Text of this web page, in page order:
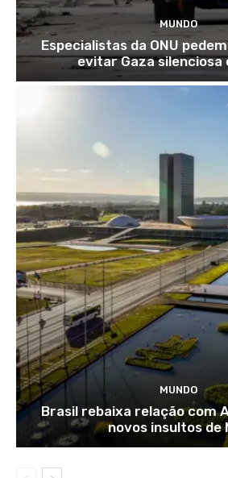
MUNDO
Especialistas da ONU
evitar Gaza silenciosa
MUNDO
Brasil rebaixa relação com
novos insultos de